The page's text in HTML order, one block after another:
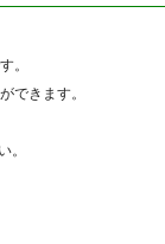
。
できます。
。